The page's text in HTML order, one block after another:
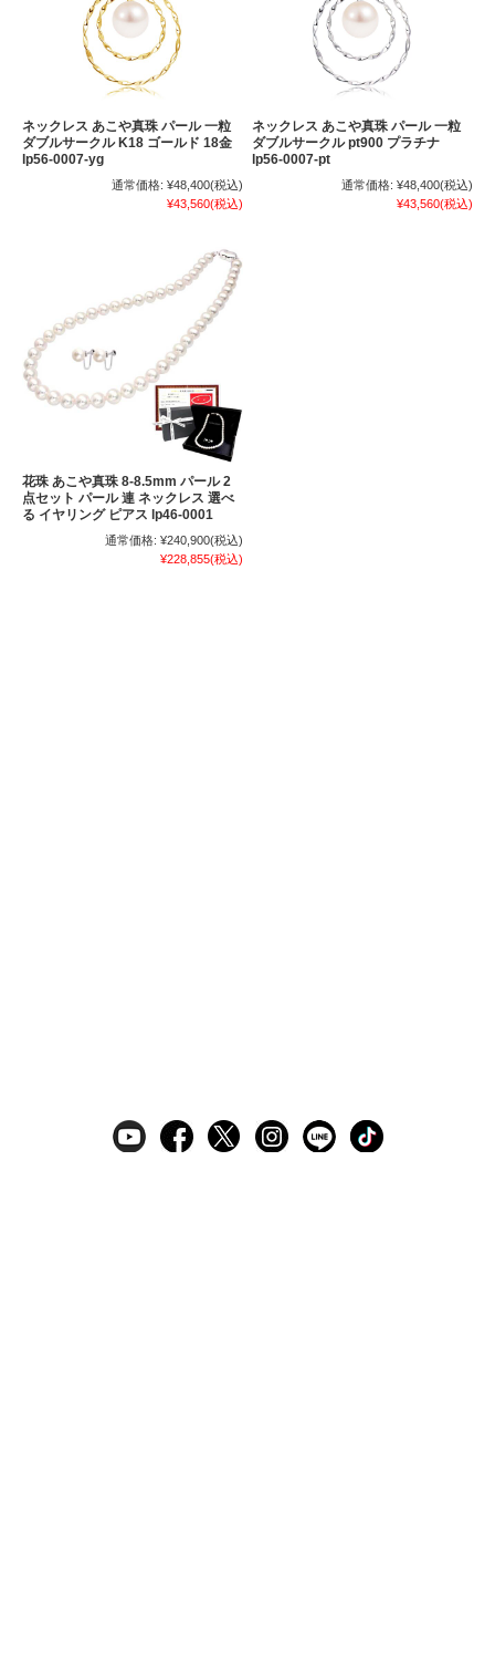
ネックレス あこや真珠 パール 一粒
ダブルサークル K18 ゴールド 18金
lp56-0007-yg
通常価格: ¥48,400(税込)
¥43,560(税込)
ネックレス あこや真珠 パール 一粒
ダブルサークル pt900 プラチナ
lp56-0007-pt
通常価格: ¥48,400(税込)
¥43,560(税込)
花珠 あこや真珠 8-8.5mm パール 2
点セット パール 連 ネックレス 選べ
る イヤリング ピアス lp46-0001
通常価格: ¥240,900(税込)
¥228,855(税込)